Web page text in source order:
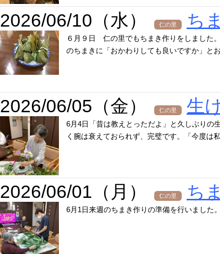
2026/06/10（水） 仁の里 ち
６月９日 仁の里でもちまき作りをしました
のちまきに「おかわりしても良いですか」と
2026/06/05（金） 仁の里 生
6月4日「昔は教えとっただよ」と久しぶりの
く腕は衰えておられず、完璧です。「今度は
2026/06/01（月） 仁の里 ち
6月1日来週のちまき作りの準備を行いました